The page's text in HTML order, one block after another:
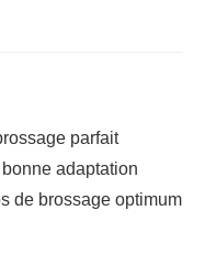
parfait
adaptation
de brossage optimum